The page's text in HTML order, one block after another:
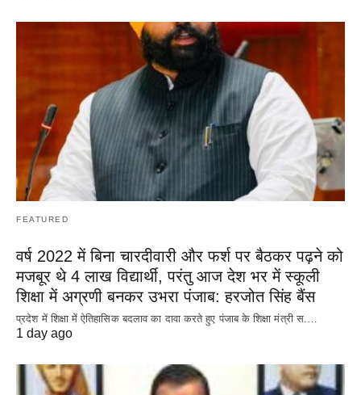
FEATURED
वर्ष 2022 में बिना चारदीवारी और फर्श पर बैठकर पढ़ने को
मजबूर थे 4 लाख विद्यार्थी, परंतु आज देश भर में स्कूली
शिक्षा में अग्रणी बनकर उभरा पंजाब: हरजोत सिंह बैंस
प्रदेश में शिक्षा में ऐतिहासिक बदलाव का दावा करते हुए पंजाब के शिक्षा मंत्री स.…
1 day ago